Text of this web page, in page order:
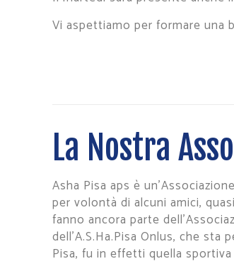
Vi aspettiamo per formare una
La Nostra
Asha Pisa aps è
per volontà di alcuni amici,
fanno ancora parte
dell’A.S.Ha.Pisa Onlus, che
Pisa, fu in effetti quella sportiva